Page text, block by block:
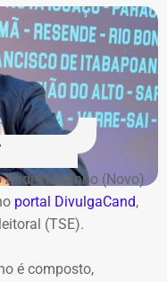
Marinho (Novo)
portal DivulgaCand,
(TSE).
é composto,